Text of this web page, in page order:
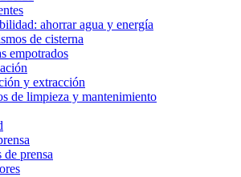
ahorrar agua y energía
de cisterna
empotrados
y extracción
de limpieza y mantenimiento
de prensa